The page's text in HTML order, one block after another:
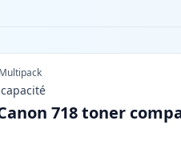
Multipack
capacité
718 toner